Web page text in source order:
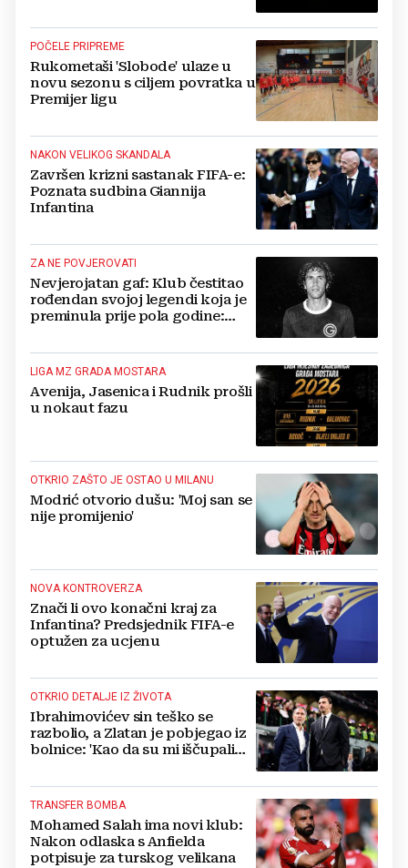
POČELE PRIPREME
Rukometaši 'Slobode' ulaze u
novu sezonu s ciljem povratka u
Premijer ligu
NAKON VELIKOG SKANDALA
Završen krizni sastanak FIFA-e:
Poznata sudbina Giannija
Infantina
ZA NE POVJEROVATI
Nevjerojatan gaf: Klub čestitao
rođendan svojoj legendi koja je
preminula prije pola godine:
LIGA MZ GRADA MOSTARA
Avenija, Jasenica i Rudnik prošli
u nokaut fazu
OTKRIO ZAŠTO JE OSTAO U MILANU
Modrić otvorio dušu: 'Moj san se
nije promijenio'
NOVA KONTROVERZA
Znači li ovo konačni kraj za
Infantina? Predsjednik FIFA-e
optužen za ucjenu
OTKRIO DETALJE IZ ŽIVOTA
Ibrahimovićev sin teško se
razbolio, a Zlatan je pobjegao iz
bolnice: 'Kao da su mi iščupali
TRANSFER BOMBA
Mohamed Salah ima novi klub:
Nakon odlaska s Anfielda
potpisuje za turskog velikana